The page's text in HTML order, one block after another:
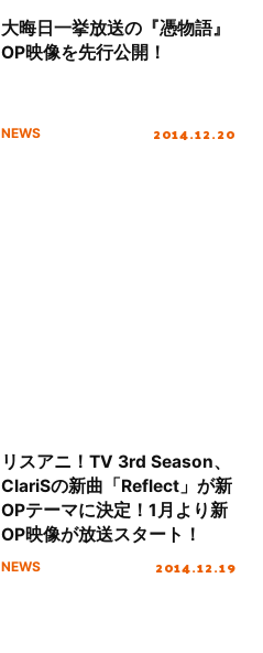
大晦日一挙放送の『憑物語』
OP映像を先行公開！
NEWS 2014.12.20
リスアニ！TV 3rd Season、
ClariSの新曲「Reflect」が新
OPテーマに決定！1月より新
OP映像が放送スタート！
NEWS 2014.12.19